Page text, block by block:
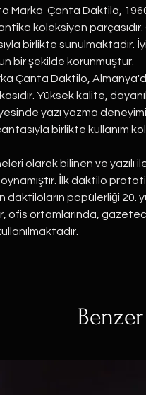
Marka Çanta Daktilo,
koleksiyon parçasıdır.
birlikte sunulmaktadır. İyi
bir şekilde korunmuştur.
Çanta Daktilo,
Yüksek kalite,
yazı yazma
birlikte kullanım
olarak bilinen ve yazılı
İlk daktilo
daktiloların popülerliği 20.
ofis ortamlarında,